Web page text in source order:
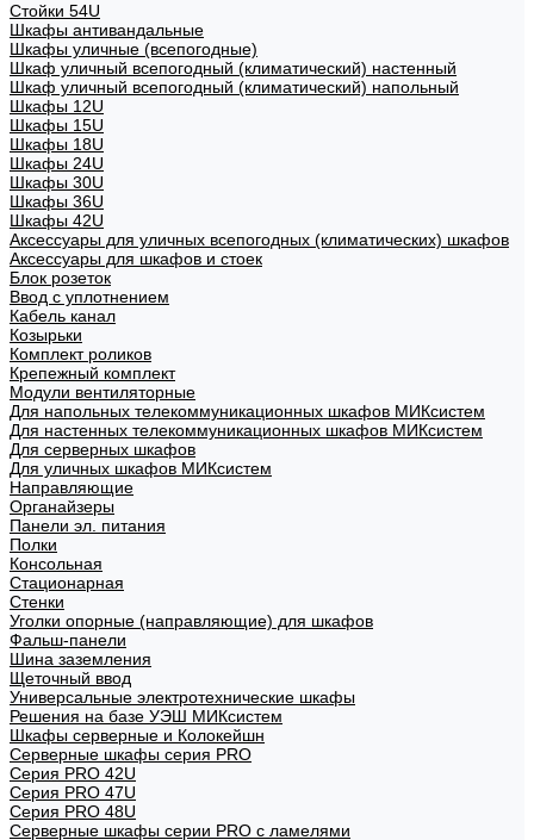
Стойки 54U
Шкафы антивандальные
Шкафы уличные (всепогодные)
Шкаф уличный всепогодный (климатический) настенный
Шкаф уличный всепогодный (климатический) напольный
Шкафы 12U
Шкафы 15U
Шкафы 18U
Шкафы 24U
Шкафы 30U
Шкафы 36U
Шкафы 42U
Аксессуары для уличных всепогодных (климатических) шкафов
Аксессуары для шкафов и стоек
Блок розеток
Ввод с уплотнением
Кабель канал
Козырьки
Комплект роликов
Крепежный комплект
Модули вентиляторные
Для напольных телекоммуникационных шкафов МИКсистем
Для настенных телекоммуникационных шкафов МИКсистем
Для серверных шкафов
Для уличных шкафов МИКсистем
Направляющие
Органайзеры
Панели эл. питания
Полки
Консольная
Стационарная
Стенки
Уголки опорные (направляющие) для шкафов
Фальш-панели
Шина заземления
Щеточный ввод
Универсальные электротехнические шкафы
Решения на базе УЭШ МИКсистем
Шкафы серверные и Колокейшн
Серверные шкафы серия PRO
Серия PRO 42U
Серия PRO 47U
Серия PRO 48U
Серверные шкафы серии PRO с ламелями